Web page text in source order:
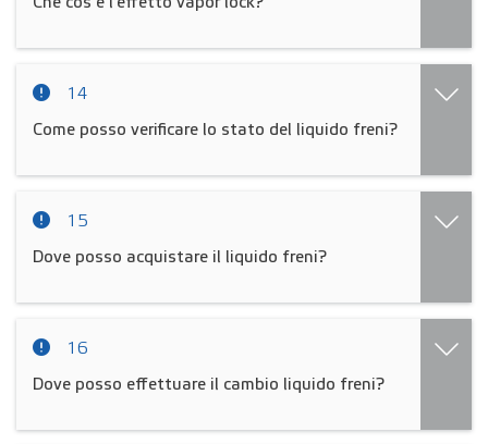
14
Come posso verificare lo stato del liquido freni?
15
Dove posso acquistare il liquido freni?
16
Dove posso effettuare il cambio liquido freni?